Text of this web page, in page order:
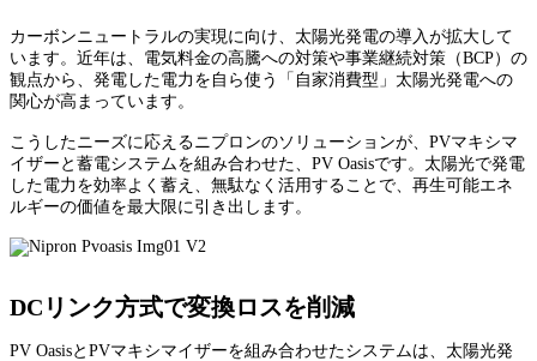
カーボンニュートラルの実現に向け、太陽光発電の導入が拡大して
います。近年は、電気料金の高騰への対策や事業継続対策（BCP）の
観点から、発電した電力を自ら使う「自家消費型」太陽光発電への
関心が高まっています。
こうしたニーズに応えるニプロンのソリューションが、PVマキシマ
イザーと蓄電システムを組み合わせた、PV Oasisです。太陽光で発電
した電力を効率よく蓄え、無駄なく活用することで、再生可能エネ
ルギーの価値を最大限に引き出します。
DCリンク方式で変換ロスを削減
PV OasisとPVマキシマイザーを組み合わせたシステムは、太陽光発